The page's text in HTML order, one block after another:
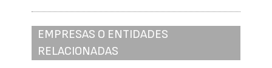
EMPRESAS O ENTIDADES
RELACIONADAS